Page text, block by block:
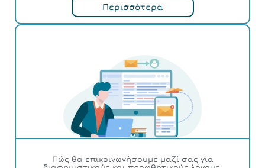
Περισσότερα
Πώς θα επικοινωνήσουμε μαζί σας για